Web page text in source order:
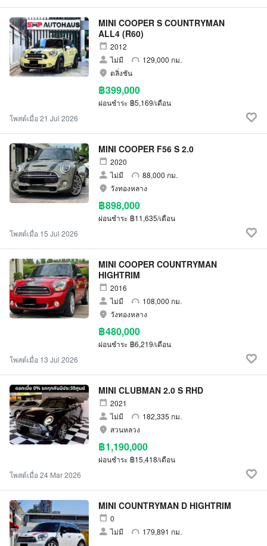
MINI COOPER S COUNTRYMAN
ALL4 (R60)
2012
ไม่มี
129,000 กม.
฿399,000
ผ่อนชำระ ฿5,169/เดือน
ตลิ่งชัน
โพสต์เมื่อ 21 Jul 2026
MINI COOPER F56 S 2.0
2020
ไม่มี
88,000 กม.
฿898,000
ผ่อนชำระ ฿11,635/เดือน
วังทองหลาง
โพสต์เมื่อ 15 Jul 2026
MINI COOPER COUNTRYMAN
HIGHTRIM
2016
ไม่มี
108,000 กม.
฿480,000
ผ่อนชำระ ฿6,219/เดือน
วังทองหลาง
โพสต์เมื่อ 13 Jul 2026
MINI CLUBMAN 2.0 S RHD
2021
ไม่มี
182,335 กม.
฿1,190,000
ผ่อนชำระ ฿15,418/เดือน
สวนหลวง
โพสต์เมื่อ 24 Mar 2026
MINI COUNTRYMAN D HIGHTRIM
0
ไม่มี
179,891 กม.